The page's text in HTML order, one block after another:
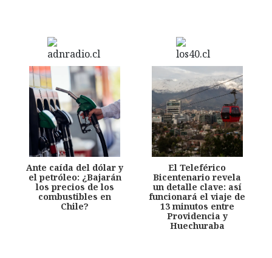
Ante caída del dólar y
el petróleo: ¿Bajarán
los precios de los
combustibles en
Chile?
El Teleférico
Bicentenario revela
un detalle clave: así
funcionará el viaje de
13 minutos entre
Providencia y
Huechuraba